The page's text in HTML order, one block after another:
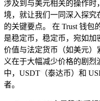
涉及到与美元相关的操作时
境，就让我们一同深入探究
的关键要点。 在 Trust 钱包
是稳定币，稳定币，宛如
价值与法定货币（如美元）
义在于大幅减少价格的剧
中，USDT（泰达币）和
者。